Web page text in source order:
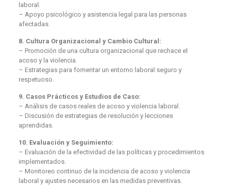
laboral.
– Apoyo psicológico y asistencia legal para las personas
afectadas.
8. Cultura Organizacional y Cambio Cultural:
– Promoción de una cultura organizacional que rechace el
acoso y la violencia.
– Estrategias para fomentar un entorno laboral seguro y
respetuoso.
9. Casos Prácticos y Estudios de Caso:
– Análisis de casos reales de acoso y violencia laboral.
– Discusión de estrategias de resolución y lecciones
aprendidas.
10. Evaluación y Seguimiento:
– Evaluación de la efectividad de las políticas y procedimientos
implementados.
– Monitoreo continuo de la incidencia de acoso y violencia
laboral y ajustes necesarios en las medidas preventivas.